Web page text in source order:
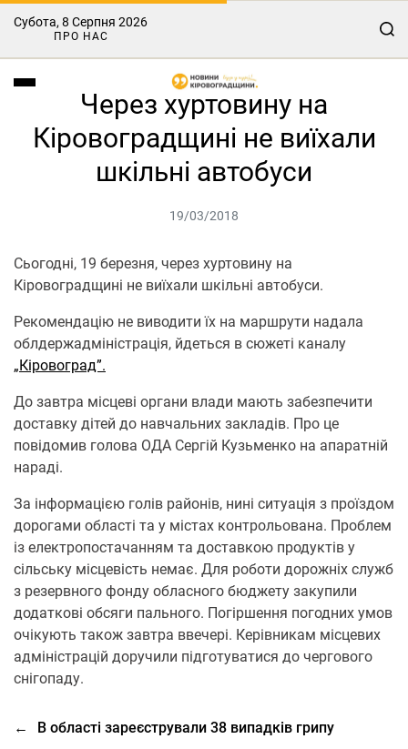
Субота, 8 Серпня 2026
ПРО НАС
Через хуртовину на
Кіровоградщині не виїхали
шкільні автобуси
19/03/2018
Сьогодні, 19 березня, через хуртовину на
Кіровоградщині не виїхали шкільні автобуси.
Рекомендацію не виводити їх на маршрути надала
облдержадміністрація, йдеться в сюжеті каналу
„Кіровоград”.
До завтра місцеві органи влади мають забезпечити
доставку дітей до навчальних закладів. Про це
повідомив голова ОДА Сергій Кузьменко на апаратній
нараді.
За інформацією голів районів, нині ситуація з проїздом
дорогами області та у містах контрольована. Проблем
із електропостачанням та доставкою продуктів у
сільську місцевість немає. Для роботи дорожніх служб
з резервного фонду обласного бюджету закупили
додаткові обсяги пального. Погіршення погодних умов
очікують також завтра ввечері. Керівникам місцевих
адміністрацій доручили підготуватися до чергового
снігопаду.
←
В області зареєстрували 38 випадків грипу